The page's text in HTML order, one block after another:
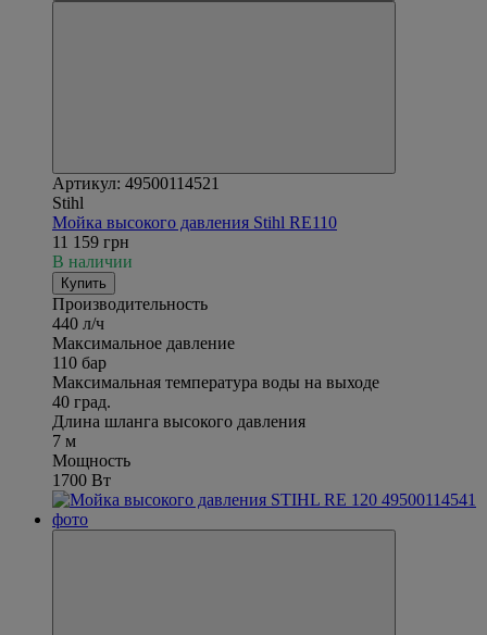
Артикул: 49500114521
Stihl
Мойка высокого давления Stihl RE110
11 159 грн
В наличии
Купить
Производительность
440 л/ч
Максимальное давление
110 бар
Максимальная температура воды на выходе
40 град.
Длина шланга высокого давления
7 м
Мощность
1700 Вт